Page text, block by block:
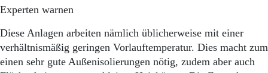
Experten warnen
Diese Anlagen arbeiten nämlich üblicherweise mit einer
verhältnismäßig geringen Vorlauftemperatur. Dies macht zum
einen sehr gute Außenisolierungen nötig, zudem aber auch